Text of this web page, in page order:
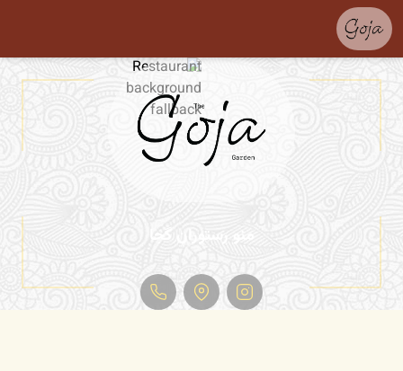
منو رستوران گجا